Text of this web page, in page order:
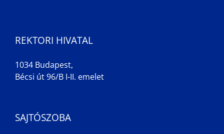
REKTORI HIVATAL
1034 Budapest,
Bécsi út 96/B I-II. emelet
SAJTÓSZOBA